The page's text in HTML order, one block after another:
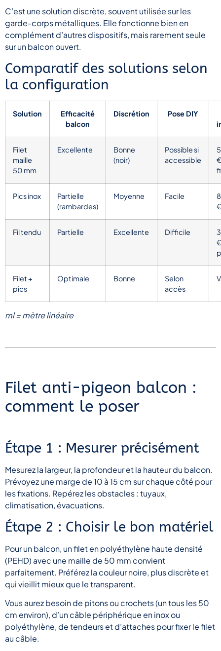
C’est une solution discrète, souvent utilisée sur les
garde-corps métalliques. Elle fonctionne bien en
complément d’autres dispositifs, mais rarement seule
sur un balcon ouvert.
Comparatif des solutions selon
la configuration
Solution
Efficacité
balcon
Discrétion
Pose DIY
Filet
maille
50 mm
Excellente
Bonne
(noir)
Possible si
accessible
Pics inox
Partielle
(rambardes)
Moyenne Facile
Fil tendu Partielle Excellente Difficile
Filet +
pics
Optimale Bonne
Selon
accès
ml = mètre linéaire
Filet anti-pigeon balcon :
comment le poser
Étape 1 : Mesurer précisément
Mesurez la largeur, la profondeur et la hauteur du balcon.
Prévoyez une marge de 10 à 15 cm sur chaque côté pour
les fixations. Repérez les obstacles : tuyaux,
climatisation, évacuations.
Étape 2 : Choisir le bon matériel
Pour un balcon, un filet en polyéthylène haute densité
(PEHD) avec une maille de 50 mm convient
parfaitement. Préférez la couleur noire, plus discrète et
qui vieillit mieux que le transparent.
Vous aurez besoin de pitons ou crochets (un tous les 50
cm environ), d’un câble périphérique en inox ou
polyéthylène, de tendeurs et d’attaches pour fixer le filet
au câble.